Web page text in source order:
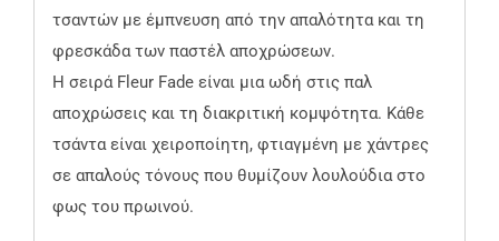
τσαντών με έμπνευση από την απαλότητα και τη
φρεσκάδα των παστέλ αποχρώσεων.
Η σειρά Fleur Fade είναι μια ωδή στις παλ
αποχρώσεις και τη διακριτική κομψότητα. Κάθε
τσάντα είναι χειροποίητη, φτιαγμένη με χάντρες
σε απαλούς τόνους που θυμίζουν λουλούδια στο
φως του πρωινού.